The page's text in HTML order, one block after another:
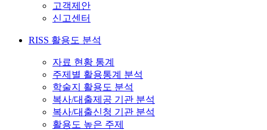
고객제안
신고센터
RISS 활용도 분석
자료 현황 통계
주제별 활용통계 분석
학술지 활용도 분석
복사/대출제공 기관 분석
복사/대출신청 기관 분석
활용도 높은 주제